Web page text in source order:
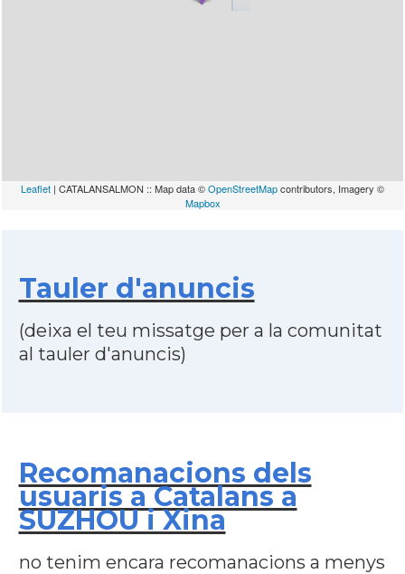
Leaflet | CATALANSALMON :: Map data ©OpenStreetMapcontributors, Imagery ©
Mapbox
Tauler d'anuncis
(deixa el teu missatge per a la comunitat
al tauler d'anuncis)
Recomanacions dels
usuaris a Catalans a
SUZHOU i Xina
no tenim encara recomanacions a menys